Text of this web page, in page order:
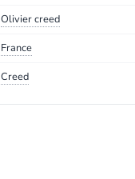
Olivier creed
France
Creed